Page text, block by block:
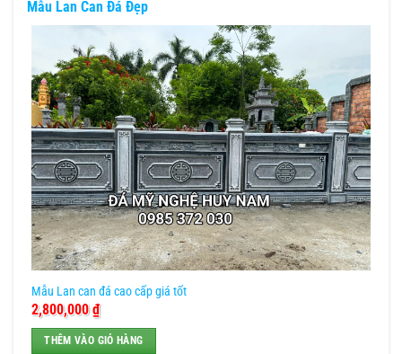
Mẫu Lan Can Đá Đẹp
Mẫu Lan can đá cao cấp giá tốt
2,800,000₫
THÊM VÀO GIỎ HÀNG